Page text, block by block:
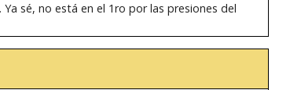
sé, no está en el 1ro por las presiones del